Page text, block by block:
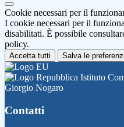
Cookie necessari per il
I cookie necessari per il
disabilitati. È possibile
policy.
Accetta tutti Salva le
Istituto
Giorgio Nogaro
Contatti